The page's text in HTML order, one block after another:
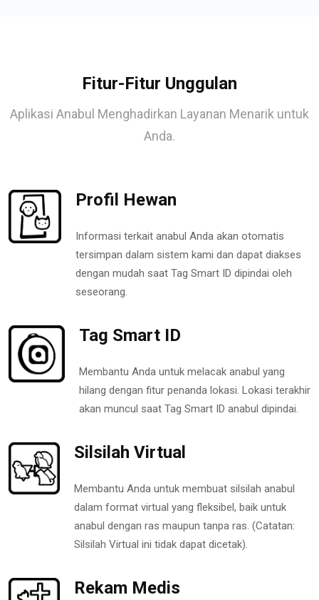
Fitur-Fitur Unggulan
Aplikasi Anabul Menghadirkan Layanan Menarik untuk
Anda.
Profil Hewan
Informasi terkait anabul Anda akan otomatis
tersimpan dalam sistem kami dan dapat diakses
dengan mudah saat Tag Smart ID dipindai oleh
seseorang.
Tag Smart ID
Membantu Anda untuk melacak anabul yang
hilang dengan fitur penanda lokasi. Lokasi terakhir
akan muncul saat Tag Smart ID anabul dipindai.
Silsilah Virtual
Membantu Anda untuk membuat silsilah anabul
dalam format virtual yang fleksibel, baik untuk
anabul dengan ras maupun tanpa ras. (Catatan:
Silsilah Virtual ini tidak dapat dicetak).
Rekam Medis